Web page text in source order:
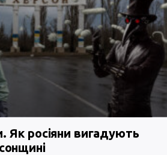
Як росіяни вигадують